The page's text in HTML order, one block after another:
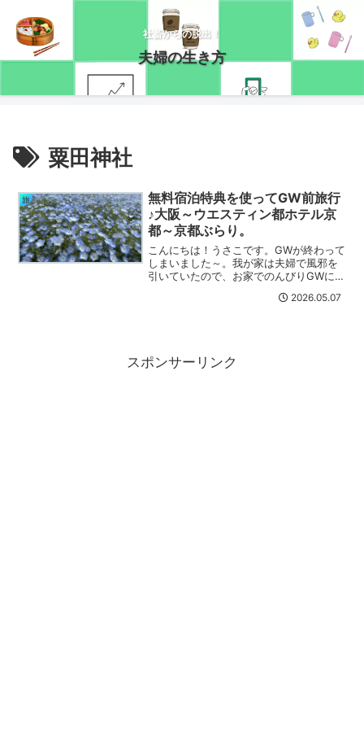
社畜からの脱出！
夫婦の生き方
粟田神社
旅
無料宿泊特典を使ってGW前旅行
♪大阪～ウエスティン都ホテル京
都～京都ぶらり。
こんにちは！うさこです。GWが終わって
しまいました～。我が家は夫婦で風邪を
引いていたので、お家でのんびりGWにし
に入る前に旅行に行けたので良かったで
2026.05.07
スポンサーリンク